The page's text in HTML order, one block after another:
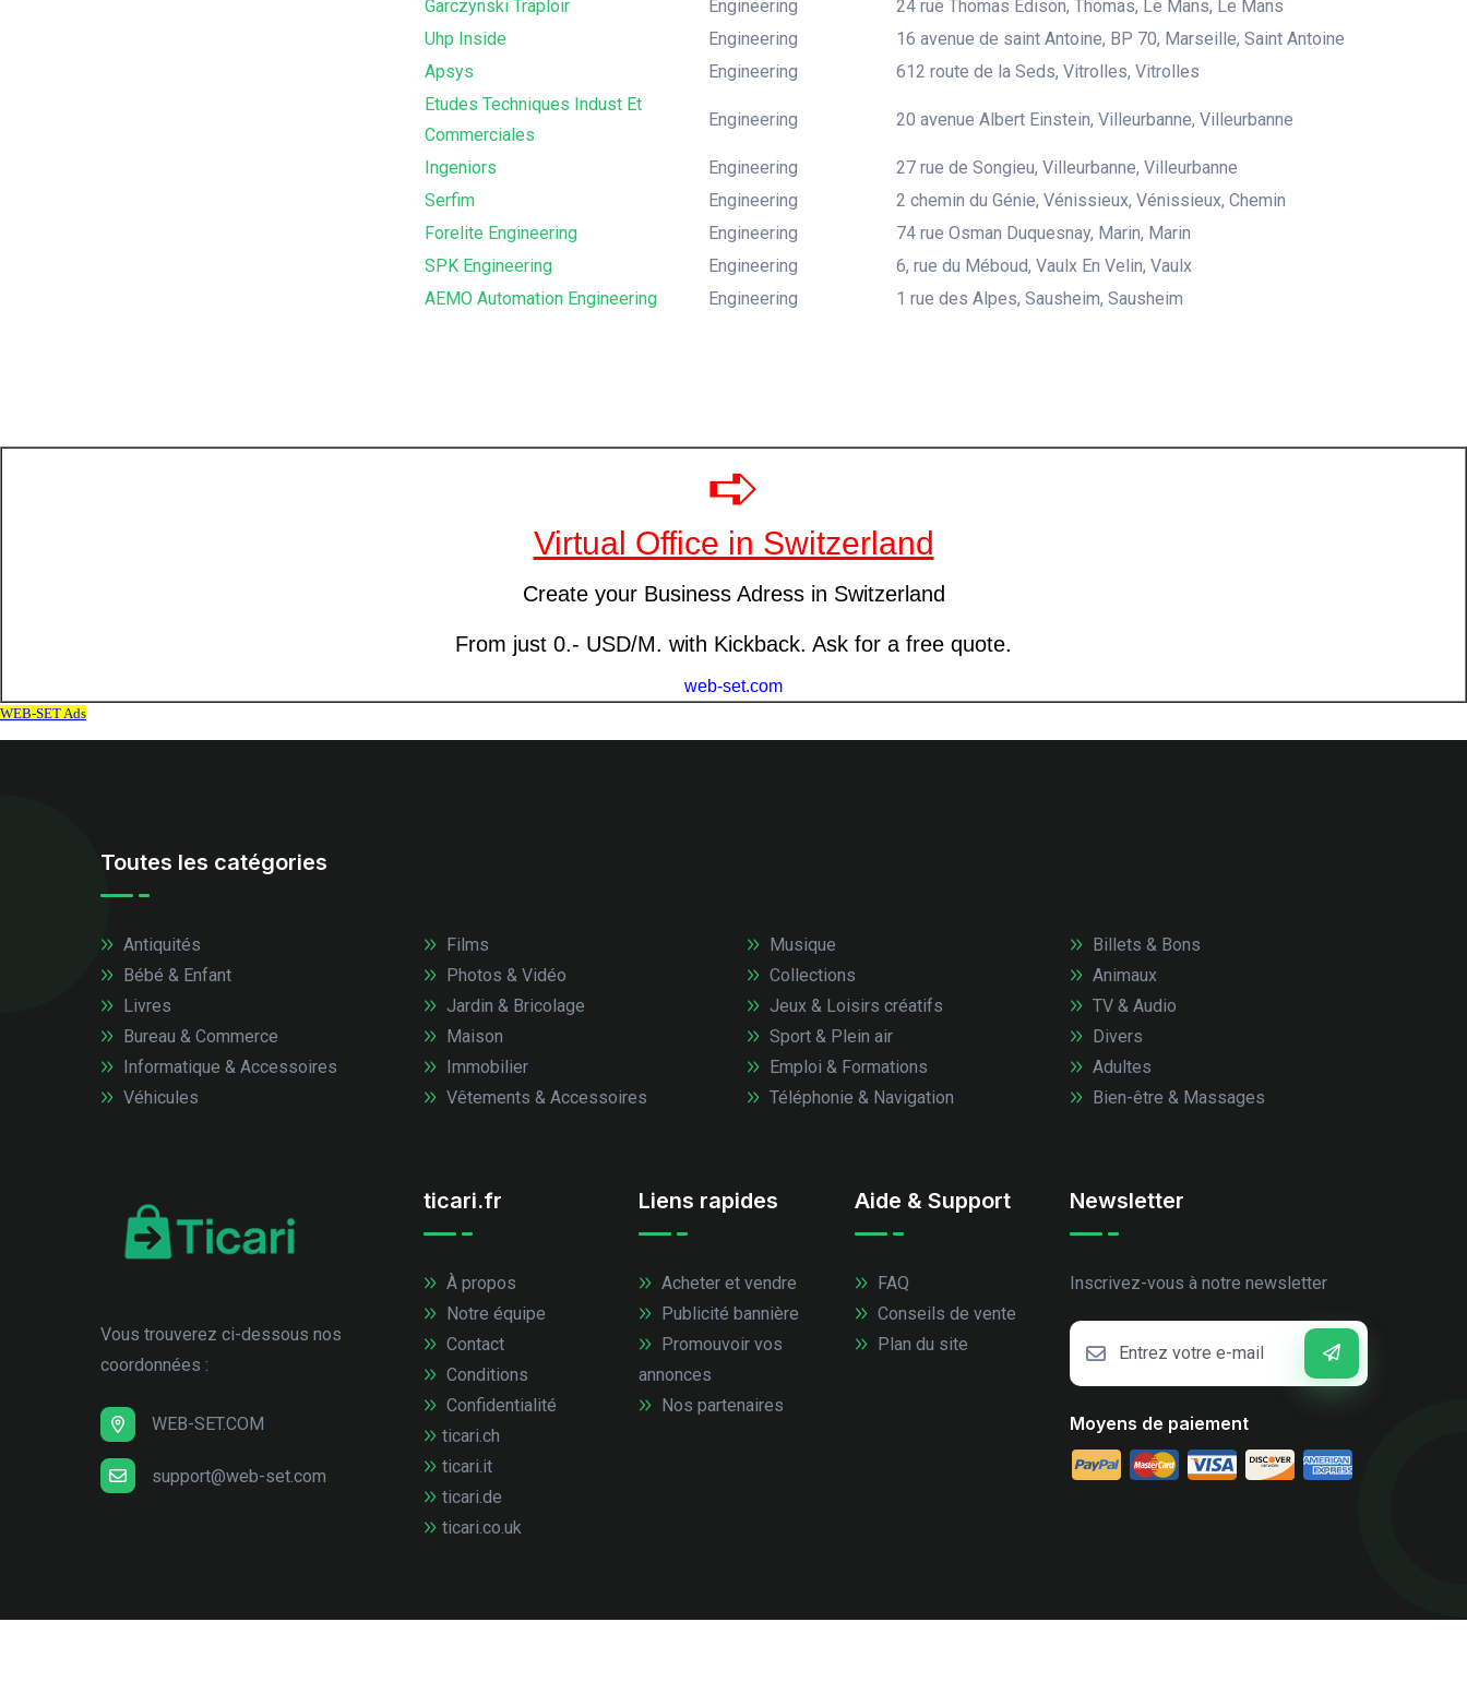
Garczynski Traploir
Engineering
24 rue Thomas Edison, Thomas, Le Mans, Le Mans
Uhp Inside
Engineering
16 avenue de saint Antoine, BP 70, Marseille, Saint Antoine
Apsys
Engineering
612 route de la Seds, Vitrolles, Vitrolles
Etudes Techniques Indust Et
Commerciales
Engineering 20 avenue Albert Einstein, Villeurbanne, Villeurbanne
Ingeniors Engineering
27 rue de Songieu, Villeurbanne, Villeurbanne
Serfim
Engineering
2 chemin du Génie, Vénissieux, Vénissieux, Chemin
Forelite Engineering
Engineering
74 rue Osman Duquesnay, Marin, Marin
SPK Engineering
Engineering
6, rue du Méboud, Vaulx En Velin, Vaulx
AEMO Automation Engineering
Engineering 1 rue des Alpes, Sausheim, Sausheim
Toutes les catégories
Antiquités
Bébé & Enfant
Livres
Bureau & Commerce
Informatique & Accessoires
Véhicules
Films
Photos & Vidéo
Jardin & Bricolage
Maison
Immobilier
Vêtements & Accessoires
Musique
Collections
Jeux & Loisirs créatifs
Sport & Plein air
Emploi & Formations
Téléphonie & Navigation
Billets & Bons
Animaux
TV & Audio
Divers
Adultes
Bien-être & Massages
Vous trouverez ci-dessous nos
coordonnées :
WEB-SET.COM
support@web-set.com
ticari.fr
À propos
Notre équipe
Contact
Conditions
Confidentialité
ticari.ch
ticari.it
ticari.de
ticari.co.uk
Liens rapides
Acheter et vendre
Publicité bannière
Promouvoir vos
annonces
Nos partenaires
Aide & Support
FAQ
Conseils de vente
Plan du site
Newsletter
Inscrivez-vous à notre newsletter
Moyens de paiement